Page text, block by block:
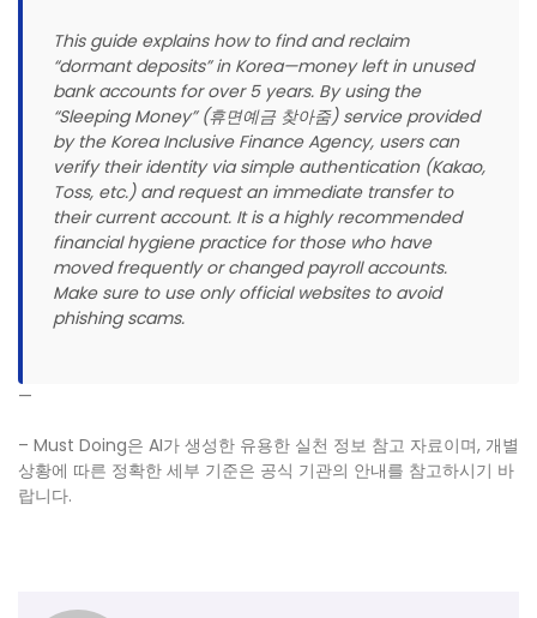
This guide explains how to find and reclaim
“dormant deposits” in Korea—money left in unused
bank accounts for over 5 years. By using the
“Sleeping Money” (휴면예금 찾아줌) service provided
by the Korea Inclusive Finance Agency, users can
verify their identity via simple authentication (Kakao,
Toss, etc.) and request an immediate transfer to
their current account. It is a highly recommended
financial hygiene practice for those who have
moved frequently or changed payroll accounts.
Make sure to use only official websites to avoid
phishing scams.
—
– Must Doing은 AI가 생성한 유용한 실천 정보 참고 자료이며, 개별
상황에 따른 정확한 세부 기준은 공식 기관의 안내를 참고하시기 바
랍니다.